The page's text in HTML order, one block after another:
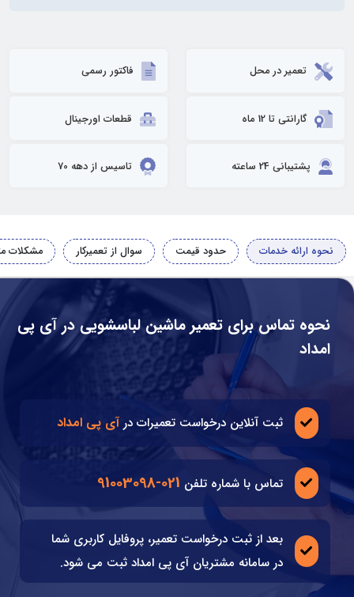
تعمیر در محل فاکتور رسمی
گارانتی تا 12 ماه قطعات اورجینال
پشتیبانی 24 ساعته تاسیس از دهه 70
نحوه ارائه خدمات حدود قیمت سوال از تعمیرکار مشکلات
نحوه تماس برای تعمیر ماشین لباسشویی در آی پی
امداد
ثبت آنلاین درخواست تعمیرات درآی پی امداد
تماس با شماره تلفن 021-91003098
بعد از ثبت درخواست تعمیر، پروفایل کاربری شما
در سامانه مشتریان آی پی امداد ثبت می شود.